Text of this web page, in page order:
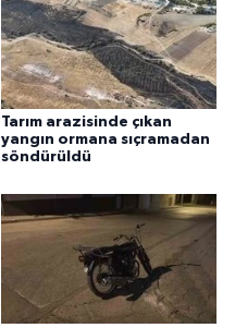
Tarım arazisinde çıkan
yangın ormana sıçramadan
söndürüldü